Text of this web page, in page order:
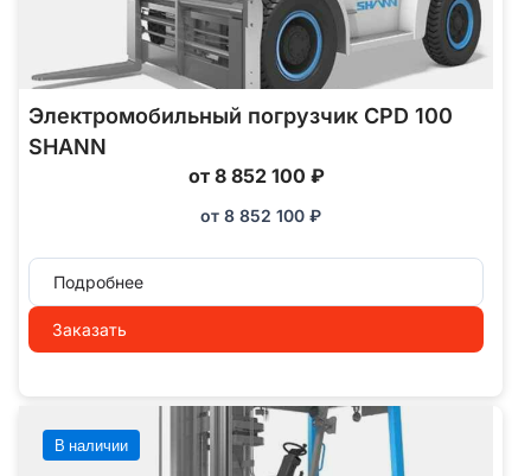
Электромобильный погрузчик CPD 100
SHANN
от 8 852 100 ₽
от 8 852 100 ₽
Подробнее
Заказать
В наличии